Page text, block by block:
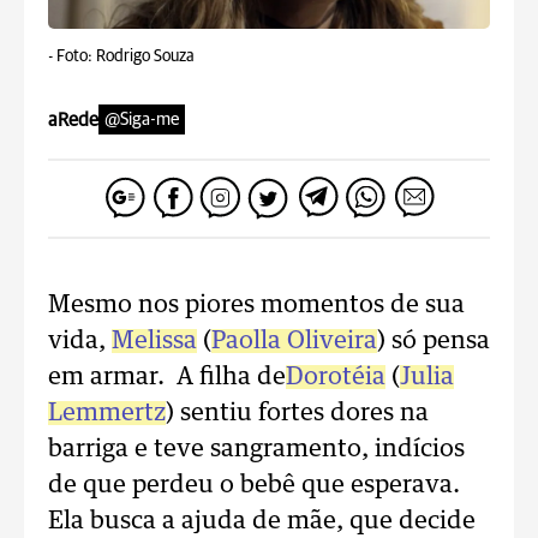
- Foto: Rodrigo Souza
aRede @Siga-me
Mesmo nos piores momentos de sua
vida, Melissa (Paolla Oliveira) só pensa
em armar. A filha deDorotéia (Julia
Lemmertz) sentiu fortes dores na
barriga e teve sangramento, indícios
de que perdeu o bebê que esperava.
Ela busca a ajuda de mãe, que decide